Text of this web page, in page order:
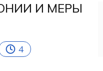
И МЕРЫ
4